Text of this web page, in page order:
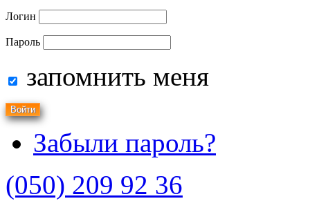
Логин
Пароль
запомнить меня
Забыли пароль?
(050) 209 92 36